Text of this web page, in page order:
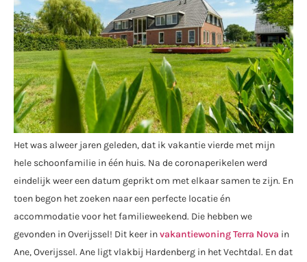
Het was alweer jaren geleden, dat ik vakantie vierde met mijn
hele schoonfamilie in één huis. Na de coronaperikelen werd
eindelijk weer een datum geprikt om met elkaar samen te zijn. En
toen begon het zoeken naar een perfecte locatie én
accommodatie voor het familieweekend. Die hebben we
gevonden in Overijssel! Dit keer invakantiewoning Terra Nova in
Ane, Overijssel. Ane ligt vlakbij Hardenberg in het Vechtdal. En dat